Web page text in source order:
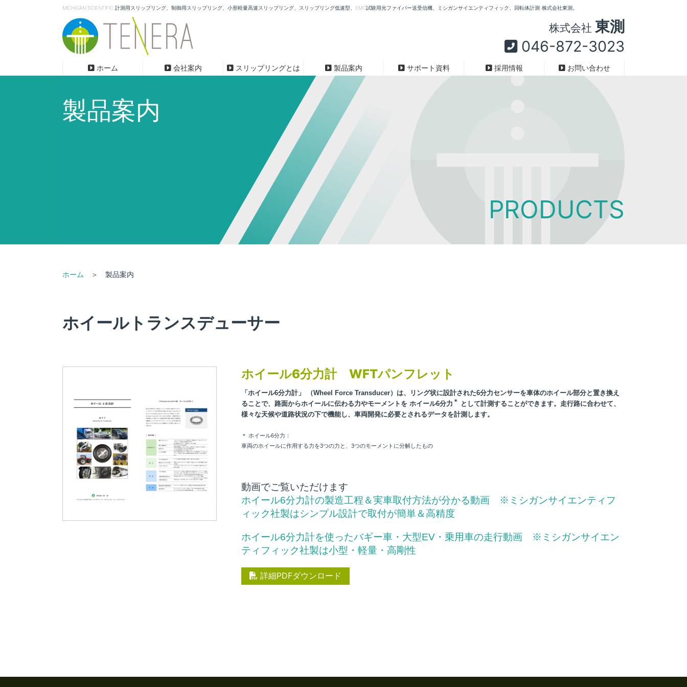
MICHIGAN SCIENTIFIC 計測用スリップリング、制御用スリップリング、小形軽量高速スリップリング、スリップリング低速型、EMC試験用光ファイバー送受信機、ミシガンサイエンティフィック、回転体計測-株式会社東測。
株式会社 東測
046-872-3023
ホーム 会社案内
計測分野での40年以上にわ
主要取引先
幅広い分野への貢献を目指
して参ります。
more
社会の一員として、よりよ
い未来のために。
more
スリップリングとは 製品案内
スリップリング（軸端型） スリップリング（軸端型-高速型）
回転軸の端面に取り付ける為、あらゆる軸
〜20,000rpm
回転軸の端面に取り付ける為、あらゆる軸
軸長方向の長さを短縮／軽量
回転軸に適合した機種を選定して、軸を挿
入し取付ける。
小型／小径〜大径／特注対応可
スリップリング（関連製品）
・実車ホイール取付用治具
力、モーメントの計測の為のトランスデュ
・ホイール6分力計 WFT
・WPT
more
力・荷重などを電気信号へ変換する
トランスデューサー
・多分力ロードセル
・高精度ロードセル など
more
more
サポート資料 採用情報 お問い合わせ
製品案内
PRODUCTS
ホーム ＞ 製品案内
ホイールトランスデューサー
ホイール6分力計 WFTパンフレット
「ホイール6分力計」 （Wheel Force Transducer）は、
リング状に設計された6分力センサーを車体のホイール部分と置き換え
ることで、 路面からホイールに伝わる力やモーメントを ホイール6分力 ＊ として計測することができます。 走行路に合わせて、
様々な天候や道路状況の下で機能し、 車両開発に必要とされるデータを計測します。
＊ ホイール6分力：
車両のホイールに作用する力を3つの力と、3つのモーメントに分解したもの
動画でご覧いただけます
ホイール6分力計の製造工程＆実車取付方法が分かる動画 ※ミシガンサイエンティフ
ィック社製はシンプル設計で取付が簡単＆高精度
ホイール6分力計を使ったバギー車・大型EV・乗用車の走行動画 ※ミシガンサイエン
ティフィック社製は小型・軽量・高剛性
詳細PDFダウンロード